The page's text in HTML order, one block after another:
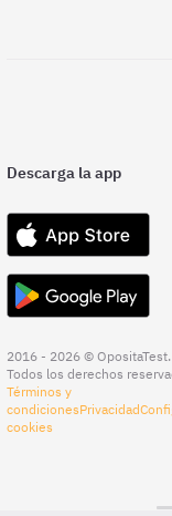
Descarga la app
2016 - 2026 © OpositaTest.
Todos los derechos
Términos y
condicionesPrivacidad
cookies